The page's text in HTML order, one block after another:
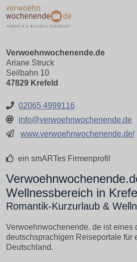
Verwoehnwochenende.de
Ariane Struck
Seilbahn 10
47829 Krefeld
02065 4999116
info@verwoehnwochenende.de
www.verwoehnwochenende.de/
ein smARTes Firmenprofil
Wellnessbereich in
Romantik-Kurzurlaub &
Verwoehnwochenende. de ist eines
deutschsprachigen Reiseportale für
Deutschland.